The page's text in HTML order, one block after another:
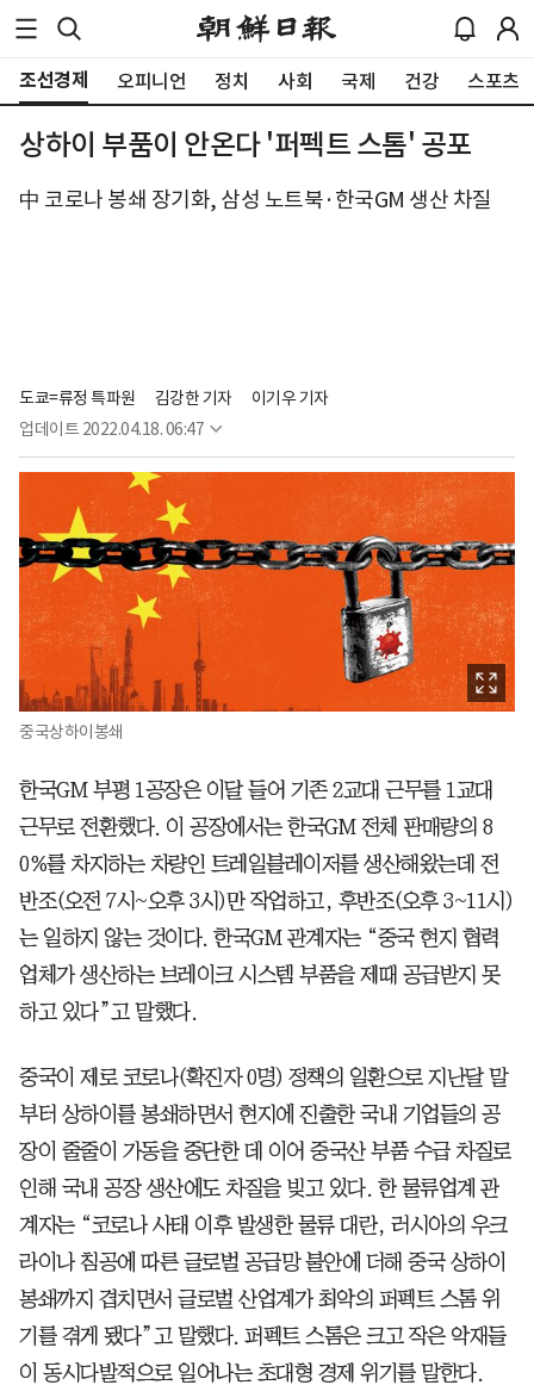
조선경제 오피니언 정치 사회 국제 건강 스포츠
상하이 부품이 안온다 '퍼펙트 스톰' 공포
中 코로나 봉쇄 장기화, 삼성 노트북·한국GM 생산 차질
도쿄=류정 특파원 김강한 기자
이기우 기자
업데이트 2022.04.18. 06:47
중국상하이봉쇄
한국GM 부평 1공장은 이달 들어 기존 2교대 근무를 1교대
근무로 전환했다. 이 공장에서는 한국GM 전체 판매량의 8
0%를 차지하는 차량인 트레일블레이저를 생산해왔는데 전
반조(오전 7시~오후 3시)만 작업하고, 후반조(오후 3~11시)
는 일하지 않는 것이다. 한국GM 관계자는 “중국 현지 협력
업체가 생산하는 브레이크 시스템 부품을 제때 공급받지 못
하고 있다”고 말했다.
중국이 제로 코로나(확진자 0명) 정책의 일환으로 지난달 말
부터 상하이를 봉쇄하면서 현지에 진출한 국내 기업들의 공
장이 줄줄이 가동을 중단한 데 이어 중국산 부품 수급 차질로
인해 국내 공장 생산에도 차질을 빚고 있다. 한 물류업계 관
계자는 “코로나 사태 이후 발생한 물류 대란, 러시아의 우크
라이나 침공에 따른 글로벌 공급망 불안에 더해 중국 상하이
봉쇄까지 겹치면서 글로벌 산업계가 최악의 퍼펙트 스톰 위
기를 겪게 됐다”고 말했다. 퍼펙트 스톰은 크고 작은 악재들
이 동시다발적으로 일어나는 초대형 경제 위기를 말한다.